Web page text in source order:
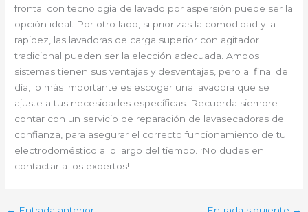
frontal con tecnología de lavado por aspersión puede ser la
opción ideal. Por otro lado, si priorizas la comodidad y la
rapidez, las lavadoras de carga superior con agitador
tradicional pueden ser la elección adecuada. Ambos
sistemas tienen sus ventajas y desventajas, pero al final del
día, lo más importante es escoger una lavadora que se
ajuste a tus necesidades específicas. Recuerda siempre
contar con un servicio de reparación de lavasecadoras de
confianza, para asegurar el correcto funcionamiento de tu
electrodoméstico a lo largo del tiempo. ¡No dudes en
contactar a los expertos!